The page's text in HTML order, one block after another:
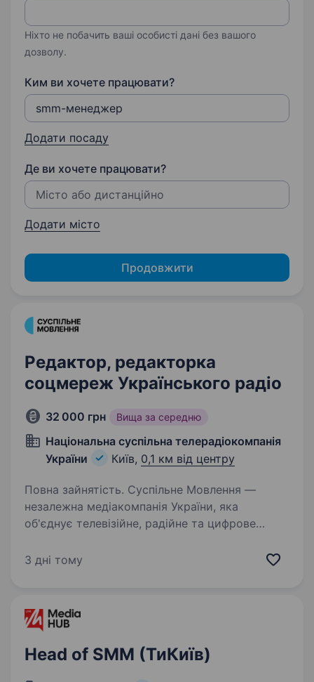
Ніхто не побачить ваші особисті дані без вашого
дозволу.
Ким ви хочете працювати?
Додати посаду
Де ви хочете працювати?
Додати місто
Продовжити
Редактор, редакторка
соцмереж Українського радіо
32 000 грн Вища за середню
Національна суспільна телерадіокомпанія
України
Київ, 0,1 км від центру
Повна зайнятість. Суспільне Мовлення —
незалежна медіакомпанія України, яка
об'єднує телевізійне, радійне та цифрове
та надаємо суспільству достовірну
3 дні тому
Head of SMM (ТиКиїв)